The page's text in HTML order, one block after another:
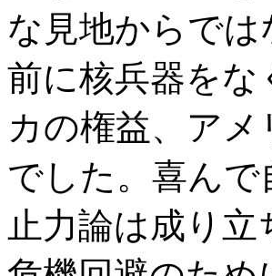
な見地からで
前に核兵器を
カの権益、ア
でした。喜ん
止力論は成り